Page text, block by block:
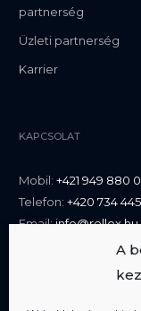
A
partnerség
Üzleti partnerség
Karrier
KAPCSOLAT
Mobil: +421 949 880
Telefon: +420 734
Email:info@rellox.hu